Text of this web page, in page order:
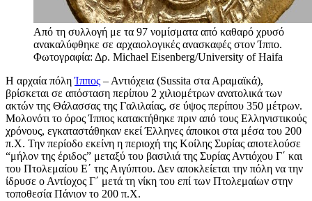
Από τη συλλογή με τα 97 νομίσματα από καθαρό χρυσό
ανακαλύφθηκε σε αρχαιολογικές ανασκαφές στον Ίππο.
Φωτογραφία: Δρ. Michael Eisenberg/University of Haifa
H αρχαία πόληΊππος – Αντιόχεια (Sussita στα Αραμαϊκά),
βρίσκεται σε απόσταση περίπου 2 χιλιομέτρων ανατολικά των
ακτών της Θάλασσας της Γαλιλαίας, σε ύψος περίπου 350 μέτρων.
Μολονότι το όρος Ίππος κατακτήθηκε πριν από τους Ελληνιστικούς
χρόνους, εγκαταστάθηκαν εκεί Έλληνες άποικοι στα μέσα του 200
π.Χ. Την περίοδο εκείνη η περιοχή της Κοίλης Συρίας αποτελούσε
“μήλον της έριδος” μεταξύ του βασιλιά της Συρίας Αντιόχου Γ΄ και
του Πτολεμαίου Ε΄ της Αιγύπτου. Δεν αποκλείεται την πόλη να την
ίδρυσε ο Αντίοχος Γ΄ μετά τη νίκη του επί των Πτολεμαίων στην
τοποθεσία Πάνιον το 200 π.Χ.